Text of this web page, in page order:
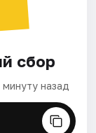
сбор
назад